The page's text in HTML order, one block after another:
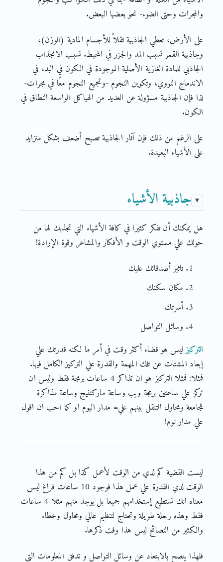
والمجرات وحتى الضوء- نحو بعضها البعض.
على الأرض، تعطي الجاذبية ثقلاً للأجسام المادية (الوزن)،
وجاذبية القمر تسبب المد والجزر في المحيط. تسبب الانجذاب
الجاذبي للمادة الغازية الأصلية الموجودة في الكون في البدء في
الاندماج النووي، وتكوين النجوم -وتجميع النجوم معًا في مجرات-
لذا فإن الجاذبية مسؤولة عن العديد من الهياكل الواسعة النطاق في
الكون.
على الرغم من ذلك فإن آثار الجاذبية تصبح أضعف بشكل متزايد
على الأشياء البعيدة.
جاذبية الأشياء
هل يمكنك أن تفكر كثيرا في كافة الأشياء التي تجذبك لها من
حولك علي مستوي الوقت و الأفكار والمشاعر وقوة الإرادة!
تاثير أصدقائك عليك
مكان سكنك
أسرتك
وسائل التواصل
التركيزليس هو قضاء أكثر وقت في أمر ما لكنه قدرتك علي
إبعاد المشتات عن تلك المهمة والقدرة علي التركيز الكامل فيها.
فمثلا: فمثلا التركيز هو ان تذاكر 4 ساعات برمجة فقط وليس ان
تركز علي ساعتين برمجة ويب وساعة ماركتنيج وساعة مذاكرة
للجامعة ومحاول التنقل بينهم علي= مدار اليوم او كما احب ان اقول
علي مدار نوم!
ليست القضية كم لدي من الوقت لأعمل كذا بل كم من هذا
الوقت لدي القدرة علي عمل هذا فوجود 10 ساعات فراغ ليس
معناه انك تستطيع إستخدامهم جميعا بل يوجد منهم مثلا 4 ساعات
فقط وهذه رحلة طويلة وتحتاج لتنظيم عالي ومحاول وخطاء
والكثير من النصائح ليس هذا وقت ذكرها.
فلهذا ينصح بالابتعاد عن وسائل التواصل و تدفق المعلومات التي